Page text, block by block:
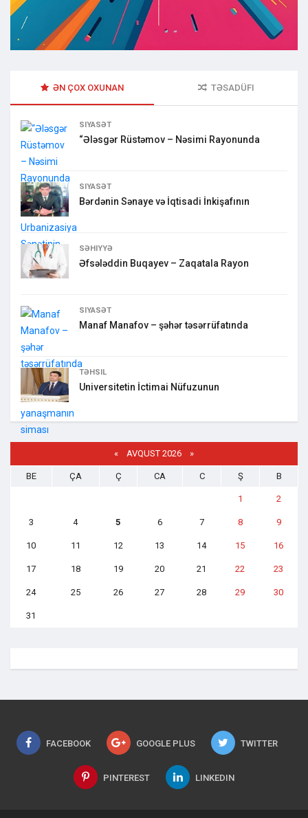
ƏN ÇOX OXUNAN TƏSADÜFI
SIYASƏT
“Ələsgər Rüstəmov – Nəsimi Rayonunda
SIYASƏT
Bərdənin Sənaye və İqtisadi İnkişafının
SƏHIYYƏ
Əfsələddin Buqayev – Zaqatala Rayon
SIYASƏT
Manaf Manafov – şəhər təsərrüfatında
TƏHSIL
Universitetin İctimai Nüfuzunun
« AVQUST 2026 »
BE ÇA Ç CA C Ş B
1 2
3 4 5 6 7 8 9
10 11 12 13 14 15 16
17 18 19 20 21 22 23
24 25 26 27 28 29 30
31
FACEBOOK GOOGLE PLUS TWITTER
PINTEREST LINKEDIN